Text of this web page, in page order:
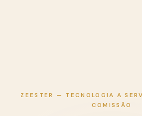
ZEESTER — TECNOLOGIA A
COMISSÃO